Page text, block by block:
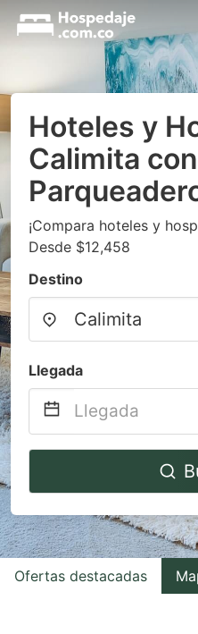
Hoteles y
Calimita con
¡Compara hoteles y
Desde $12,458
Destino
Llegada
Navigate
to
interact
with
the
Ofertas destacadas